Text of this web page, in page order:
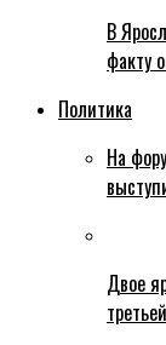
В
факту
Политика
На
Двое